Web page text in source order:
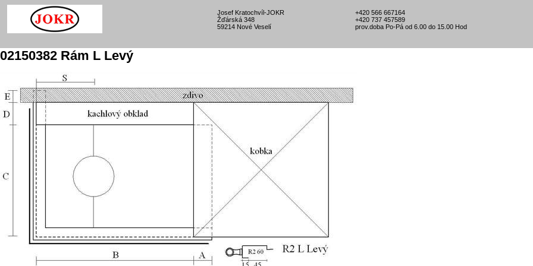
Josef Kratochvíl-JOKR
Žďárská 348
59214 Nové Veselí
+420 566 667164
+420 737 457589
prov.doba Po-Pá od 6.00 do 15.00 Hod
02150382 Rám L Levý